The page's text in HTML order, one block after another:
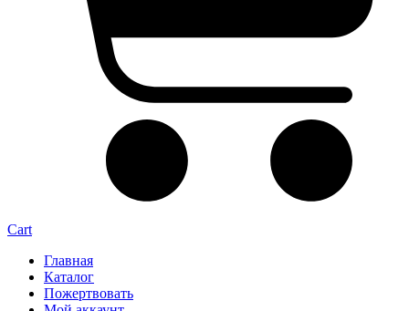
Cart
Главная
Каталог
Пожертвовать